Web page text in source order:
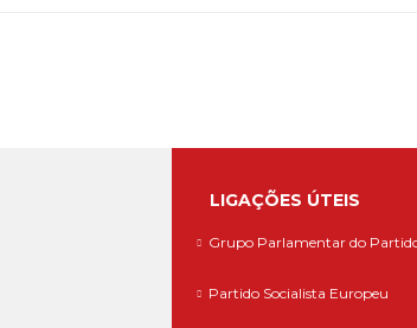
LIGAÇÕES ÚTEIS
Grupo Parlamentar do
Partido Socialista Europeu